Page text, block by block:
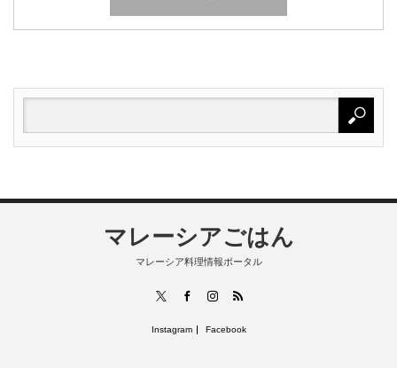
マレーシアごはん
マレーシア料理情報ポータル
FacebookInstagram
RSS
Instagram Facebook